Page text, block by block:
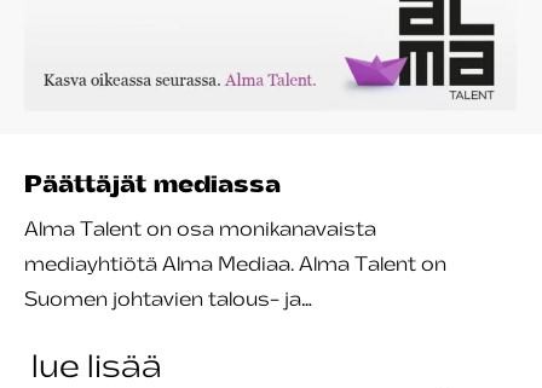
Päättäjät mediassa
Alma Talent on osa monikanavaista
mediayhtiötä Alma Mediaa. Alma Talent on
Suomen johtavien talous- ja…
lue lisää